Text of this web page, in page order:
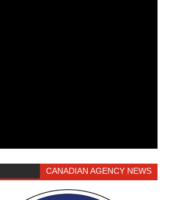
CANADIAN AGENCY NEWS